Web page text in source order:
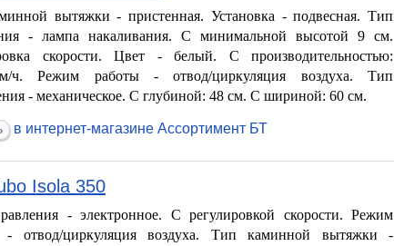
вытяжки - пристенная. Установка - подвесная. Тип
- лампа накаливания. С минимальной высотой 9 см.
скорости. Цвет - белый. С производительностью:
ч. Режим работы - отвод/циркуляция воздуха. Тип
- механическое. С глубиной: 48 см. С шириной: 60 см.
в интернет-магазине Ассортимент БТ
Isola 350
- электронное. С регулировкой скорости. Режим
- отвод/циркуляция воздуха. Тип каминной вытяжки -